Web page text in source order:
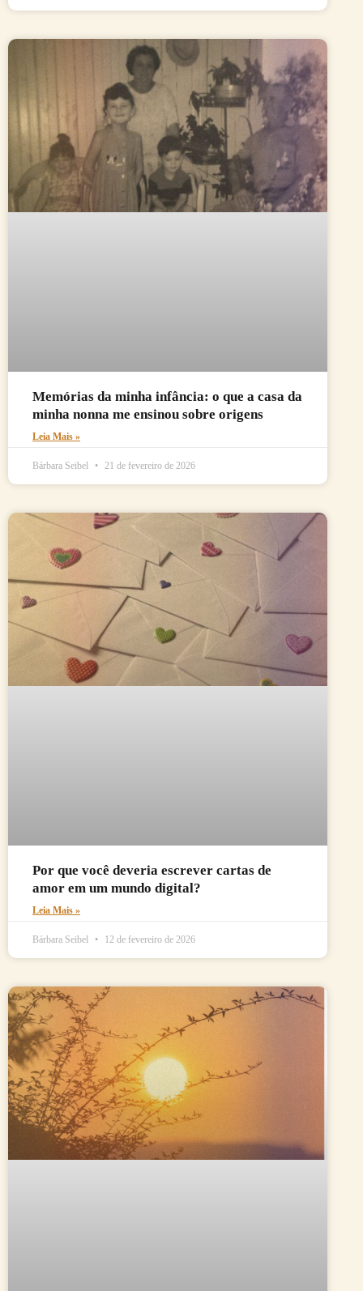
Memórias da minha infância: o que a casa da
minha nonna me ensinou sobre origens
Leia Mais »
Bárbara Seibel 21 de fevereiro de 2026
Por que você deveria escrever cartas de
amor em um mundo digital?
Leia Mais »
Bárbara Seibel 12 de fevereiro de 2026